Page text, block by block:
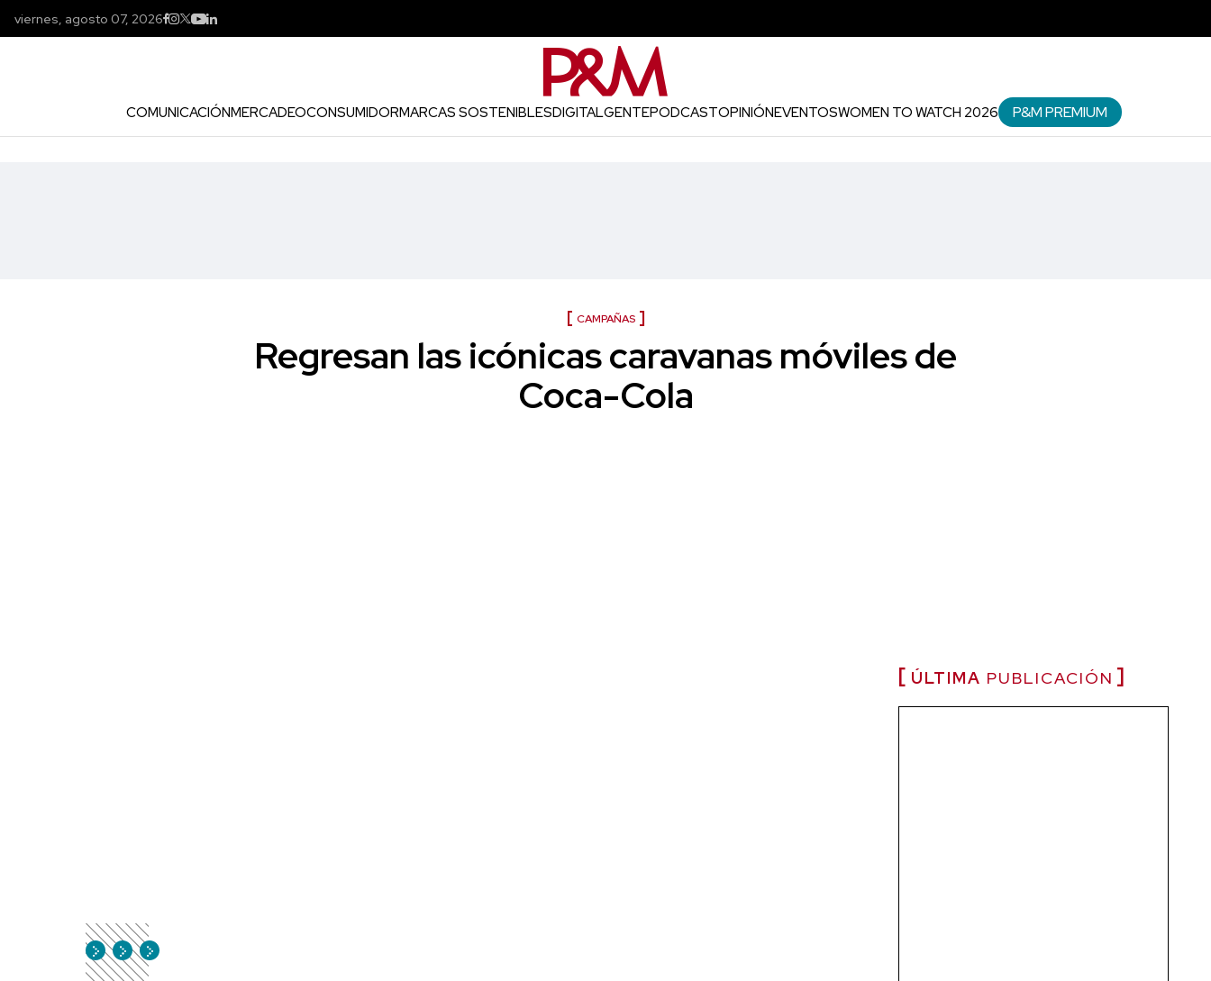
viernes, agosto 07, 2026
COMUNICACIÓNMERCADEOCONSUMIDORMARCAS SOSTENIBLESDIGITALGENTEPODCASTOPINIÓNEVENTOSWOMEN TO WATCH 2026 P&M PREMIUM
CAMPAÑAS
Regresan las icónicas caravanas móviles de
Coca-Cola
ÚLTIMA PUBLICACIÓN